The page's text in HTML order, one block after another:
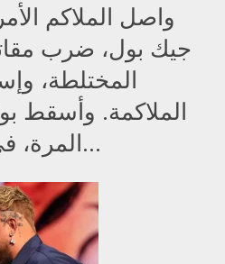
واصل الملاكم
جيك بول، ضرب
المختلطة،
الملاكمة. وأسقط
المرة، في الجولة السادسة...